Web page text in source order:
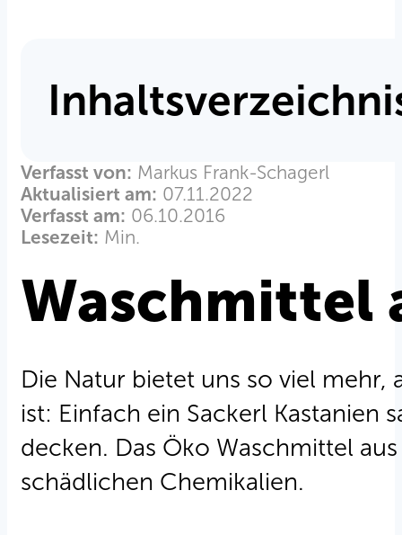
Verfasst von: Markus Frank-Schagerl
Aktualisiert am: 07.11.2022
Verfasst am: 06.10.2016
Lesezeit: Min.
Waschmittel
Die Natur bietet uns so viel
ist: Einfach ein Sackerl
decken. Das Öko Waschmittel
schädlichen Chemikalien.